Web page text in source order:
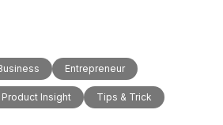
Entrepreneur
Product Insight Tips & Trick